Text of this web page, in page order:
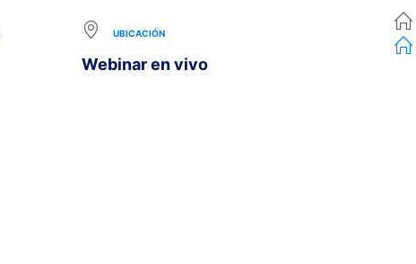
UBICACIÓN
Webinar en vivo